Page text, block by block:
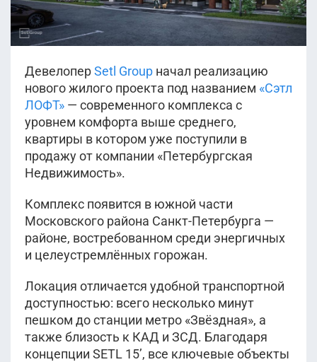
ДевелоперSetl Group начал реализацию
нового жилого проекта под названием «Сэтл
ЛОФТ» — современного комплекса с
уровнем комфорта выше среднего,
квартиры в котором уже поступили в
продажу от компании «Петербургская
Недвижимость».
Комплекс появится в южной части
Московского района Санкт-Петербурга —
районе, востребованном среди энергичных
и целеустремлённых горожан.
Локация отличается удобной транспортной
доступностью: всего несколько минут
пешком до станции метро «Звёздная», а
также близость к КАД и ЗСД. Благодаря
концепции SETL 15’, все ключевые объекты